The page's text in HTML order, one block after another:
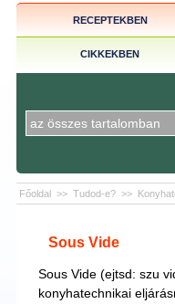
RECEPTEKBEN
CIKKEKBEN
Főoldal >> Tudod-e? >>
Sous Vide
Sous Vide (ejtsd: szu
konyhatechnikai